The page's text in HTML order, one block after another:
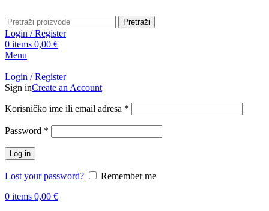
Pretraži
Login / Register
0 items 0,00 €
Menu
Login / Register
Sign inCreate an Account
Korisničko ime ili email adresa *
Password *
Log in
Lost your password?
Remember me
0 items 0,00 €